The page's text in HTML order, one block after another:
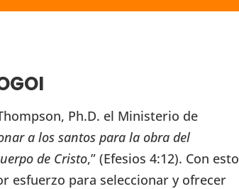
Ph.D. el Ministerio de
a los santos para la obra del
de Cristo,” (Efesios 4:12). Con esto
esfuerzo para seleccionar y ofrecer